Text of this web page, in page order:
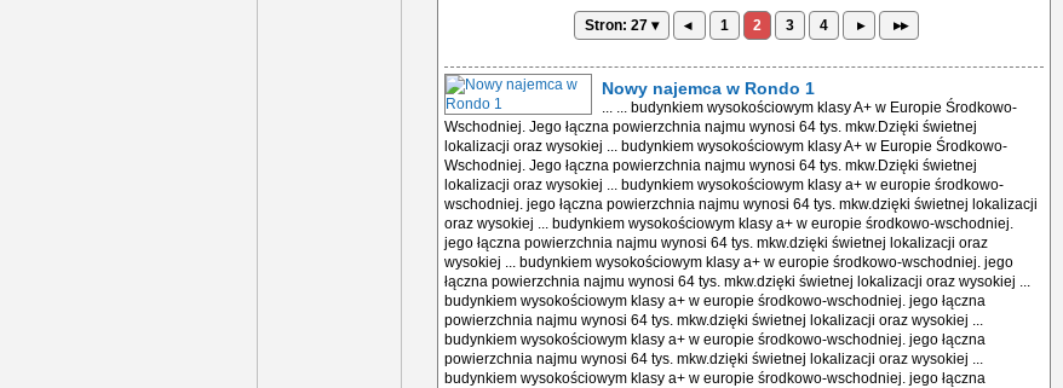
Stron: 27 ▾ ◂ 1 2 3 4 ▸ ▸▸
Nowy najemca w Rondo 1
... ... budynkiem wysokościowym klasy A+ w Europie Środkowo-
Wschodniej. Jego łączna powierzchnia najmu wynosi 64 tys. mkw.Dzięki świetnej
lokalizacji oraz wysokiej ... budynkiem wysokościowym klasy A+ w Europie Środkowo-
Wschodniej. Jego łączna powierzchnia najmu wynosi 64 tys. mkw.Dzięki świetnej
lokalizacji oraz wysokiej ... budynkiem wysokościowym klasy a+ w europie środkowo-
wschodniej. jego łączna powierzchnia najmu wynosi 64 tys. mkw.dzięki świetnej lokalizacji
oraz wysokiej ... budynkiem wysokościowym klasy a+ w europie środkowo-wschodniej.
jego łączna powierzchnia najmu wynosi 64 tys. mkw.dzięki świetnej lokalizacji oraz
wysokiej ... budynkiem wysokościowym klasy a+ w europie środkowo-wschodniej. jego
łączna powierzchnia najmu wynosi 64 tys. mkw.dzięki świetnej lokalizacji oraz wysokiej ...
budynkiem wysokościowym klasy a+ w europie środkowo-wschodniej. jego łączna
powierzchnia najmu wynosi 64 tys. mkw.dzięki świetnej lokalizacji oraz wysokiej ...
budynkiem wysokościowym klasy a+ w europie środkowo-wschodniej. jego łączna
powierzchnia najmu wynosi 64 tys. mkw.dzięki świetnej lokalizacji oraz wysokiej ...
budynkiem wysokościowym klasy a+ w europie środkowo-wschodniej. jego łączna